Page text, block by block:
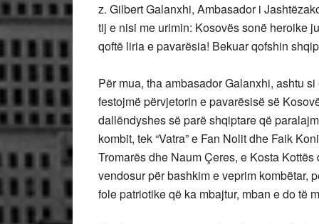
z. Gilbert Galanxhi, Ambasador i
tij e nisi me urimin: Kosovës sonë heroike
qoftë liria e pavarësia! Bekuar qofshin
Për mua, tha ambasador Galanxhi, ashtu
festojmë përvjetorin e pavarësisë së
dallëndyshes së parë shqiptare që
kombit, tek “Vatra” e Fan Nolit dhe Faik
Tromarës dhe Naum Çeres, e Kosta
vendosur për bashkim e veprim kombëtar,
fole patriotike që ka mbajtur, mban e do të